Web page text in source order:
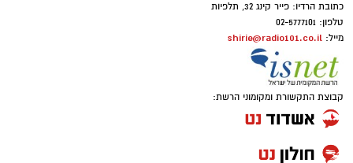
כתובת הרדיו: פייר קינג 32, תלפיות
טלפון: 02-5777101
מייל: shirie@radio101.co.il
קבוצת התקשורת ומקומוני הרשת: